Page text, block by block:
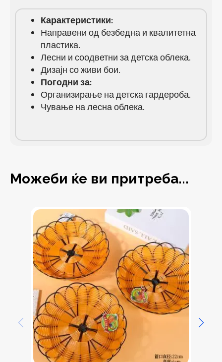
Карактеристики:
Направени од безбедна и квалитетна
пластика.
Лесни и соодветни за детска облека.
Дизајн со живи бои.
Погодни за:
Организирање на детска гардероба.
Чување на лесна облека.
Можеби ќе ви притреба...